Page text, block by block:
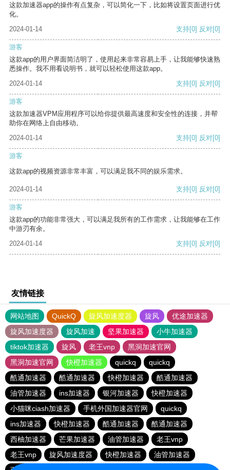
这款加速器app的操作有点复杂，可以简化一下，比如将设置页面进行优
化。
2024-01-14
支持[0] 反对[0]
游客
这款app的用户界面简洁明了，使用起来非常容易上手，让我能够快速熟
悉操作。我不用看说明书，就可以轻松使用这款app。
2024-01-14
支持[0] 反对[0]
游客
这款加速器VPM应用程序可以给你提供最高速度和安全性的连接，并帮
助你在网络上自由移动。
2024-01-14
支持[0] 反对[0]
游客
这款app的视频资源非常丰富，可以满足我不同的娱乐需求。
2024-01-14 支持[0] 反对[0]
游客
这款app的功能非常强大，可以满足我所有的工作需求，让我能够在工作
中游刃有余。
2024-01-14
支持[0] 反对[0]
友情链接
网站地图 QuickQ 旋风加速度器 旋风
优途加速器
旋风加速度器
旋风加速 坚果加速器
小牛加速器
tiktok加速器
旋风 老王vnp
黑洞加速官网
黑洞加速官网
快橙加速器 quickq
quickq
酷通加速器
酷通加速器 快橙加速器
酷通加速器
油管加速器
ins加速器 银河加速器
快橙加速器
小猫咪ciash加速器
手机外国加速器官网
quickq
ins加速器
快橙加速器 酷通加速器
酷通加速器
西柚加速器
芒果加速器 油管加速器
老王vnp
老王vnp
旋风加速度器 快橙加速器
油管加速器